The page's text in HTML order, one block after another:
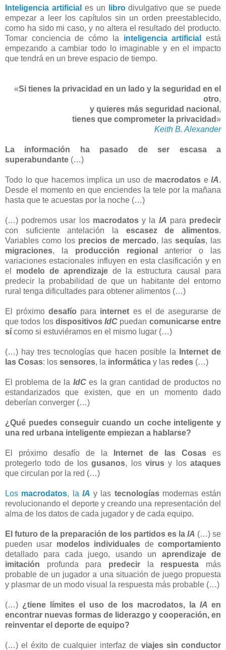
Inteligencia artificial es un librodivulgativo que se puede
empezar a leer los capítulos sin un orden preestablecido,
como ha sido mi caso, y no altera el resultado del producto.
Tomar conciencia de cómo la inteligencia artificial
está
empezando a cambiar todo lo imaginable y en el impacto
que tendrá en un breve espacio de tiempo.
«Si tienes la privacidad en un lado y la seguridad en el
otro,
y quieres más seguridad nacional ,
tienes que comprometer la privacidad»
Keith B. Alexander
La información ha pasado de ser escasa a
superabundante (…)
Todo lo que hacemos implica un uso de macrodatos e IA.
Desde el momento en que enciendes la tele por la mañana
hasta que te acuestas por la noche (…)
(…) podremos usar los macrodatosy la IA para predecir
con suficiente antelación la escasez de alimentos.
Variables como los precios de mercado, las sequías, las
migraciones, la producción regionalanterior o las
variaciones estacionales influyen en esta clasificación y en
el modelo de aprendizajede la estructura causal para
predecir la probabilidad de que un habitante del entorno
rural tenga dificultades para obtener alimentos (…)
El próximodesafío para internet es el de asegurarse de
que todos los dispositivos IdC puedan comunicarse entre
sí como si estuviéramos en el mismo lugar (…)
(…) hay tres tecnologías que hacen posible la
Internet de
las Cosas: los sensores, la informática y las redes (…)
El problema de la IdCes la gran cantidad de productos no
estandarizados que existen, que en un momento dado
deberían converger (…)
¿Qué puedes conseguir cuando un coche inteligente y
una red urbana inteligente empiezan a hablarse?
El próximo desafío de la Internet de las Cosas es
protegerlo todo de losgusanos, losvirus y losataques
que circulan por la red (…)
Los macrodatos, la IA y las tecnologíasmodernas están
revolucionando el deporte y creando una representación del
alma de los datos de cada jugador y de cada equipo.
El futuro de la preparación de los partidos es la IA (…) se
pueden usar modelos individuales decomportamiento
detallado para cada juego, usando un aprendizaje de
imitación profunda para predecir la respuesta más
probable de un jugador a una situación de juego propuesta
y plasmar de un modo visual la respuesta más probable (…)
(…) ¿tiene límites el uso de los macrodatos, la IA en
encontrar nuevas formas de liderazgo y cooperación, en
reinventar el deporte de equipo?
(…) el éxito de cualquier interfaz de viajes sin conductor